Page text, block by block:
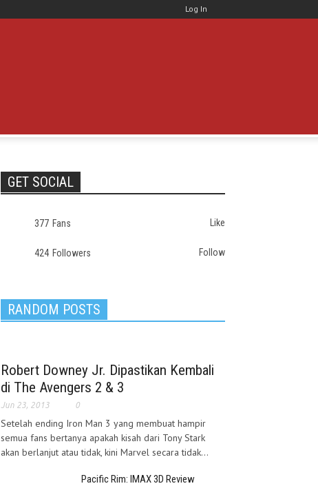
Log In
GET SOCIAL
377 Fans Like
424 Followers Follow
RANDOM POSTS
Robert Downey Jr. Dipastikan Kembali
di The Avengers 2 & 3
Jun 23, 2013 0
Setelah ending Iron Man 3 yang membuat hampir
semua fans bertanya apakah kisah dari Tony Stark
akan berlanjut atau tidak, kini Marvel secara tidak...
Pacific Rim: IMAX 3D Review